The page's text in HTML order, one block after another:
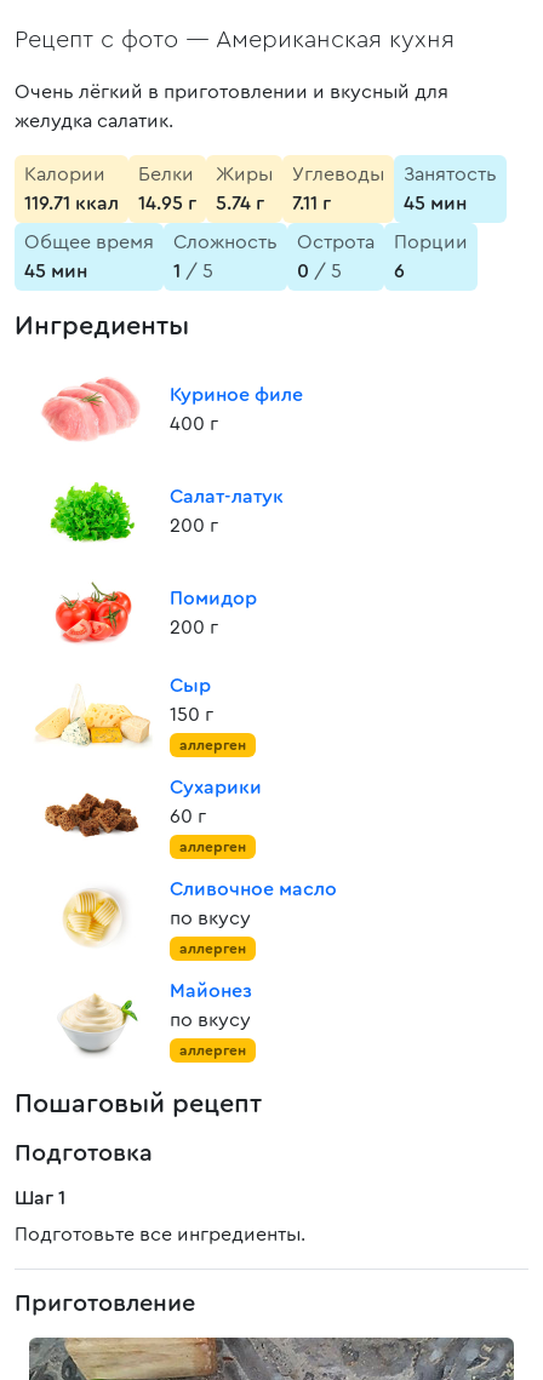
Рецепт с фото — Американская кухня
Очень лёгкий в приготовлении и вкусный для
желудка салатик.
Калории
119.71 ккал
Белки
14.95 г
Жиры
5.74 г
Углеводы
7.11 г
Занятость
45 мин
Общее время
45 мин
Сложность
1 / 5
Острота
0 / 5
Порции
6
Ингредиенты
Куриное филе
400 г
Салат-латук
200 г
Помидор
200 г
Сыр
150 г
аллерген
Сухарики
60 г
аллерген
Сливочное масло
по вкусу
аллерген
Майонез
по вкусу
аллерген
Пошаговый рецепт
Подготовка
Шаг 1
Подготовьте все ингредиенты.
Приготовление